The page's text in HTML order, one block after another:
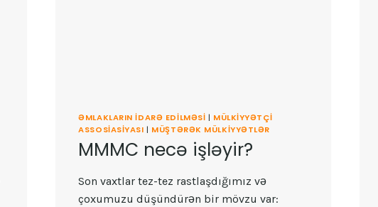
ƏMLAKLARIN IDARƏ EDILMƏSI | MÜLKIYYƏTÇI
ASSOSIASIYASI | MÜŞTƏRƏK MÜLKIYYƏTLƏR
MMMC necə işləyir?
Son vaxtlar tez-tez rastlaşdığımız və
çoxumuzu düşündürən bir mövzu var: